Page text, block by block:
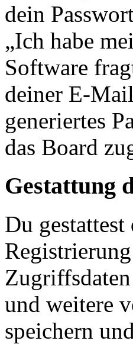
dein
„Ich habe
Software
deiner E-
generiertes
das Board
Gestattung
Du
und weitere
speichern